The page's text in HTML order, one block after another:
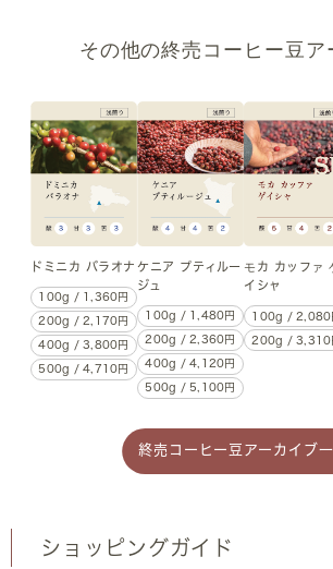
その他の終売コーヒー豆ア
ドミニカ バラオナ
100g / 1,360円
200g / 2,170円
400g / 3,800円
500g / 4,710円
ケニア プティルー
ジュ
100g / 1,480円
200g / 2,360円
400g / 4,120円
500g / 5,100円
モカ カッファ
イシャ
100g / 2,080
200g / 3,310
終売コーヒー豆アーカイブ
ショッピングガイド